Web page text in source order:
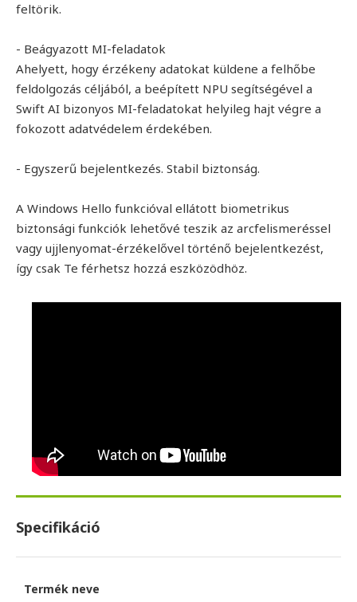
feltörik.
- Beágyazott MI-feladatok
Ahelyett, hogy érzékeny adatokat küldene a felhőbe
feldolgozás céljából, a beépített NPU segítségével a
Swift AI bizonyos MI-feladatokat helyileg hajt végre a
fokozott adatvédelem érdekében.
- Egyszerű bejelentkezés. Stabil biztonság.
A Windows Hello funkcióval ellátott biometrikus
biztonsági funkciók lehetővé teszik az arcfelismeréssel
vagy ujjlenyomat-érzékelővel történő bejelentkezést,
így csak Te férhetsz hozzá eszközödhöz.
Specifikáció
Termék neve